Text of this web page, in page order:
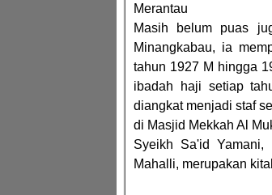
Merantau
Masih belum puas
Minangkabau, ia
tahun 1927 M hingga
ibadah haji setiap
diangkat menjadi staf
di Masjid Mekkah Al
Syeikh Sa'id
Mahalli, merupakan